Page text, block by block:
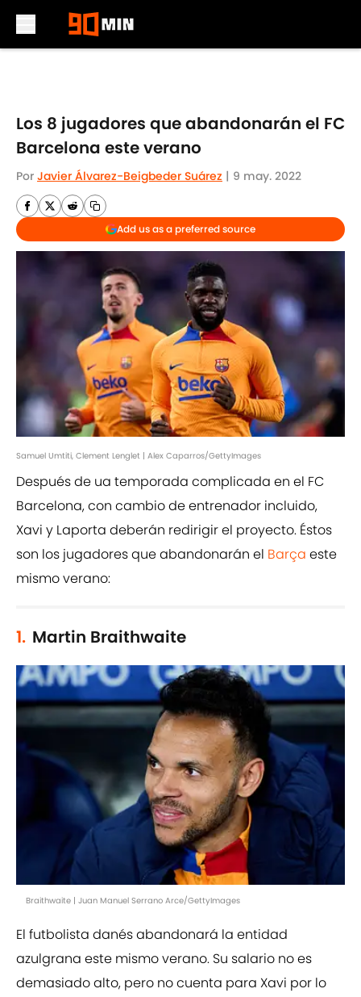
Los 8 jugadores que abandonarán el FC
Barcelona este verano
Por Javier Álvarez-Beigbeder Suárez | 9 may. 2022
Add us as a preferred source
Samuel Umtiti, Clement Lenglet | Alex Caparros/GettyImages
Después de ua temporada complicada en el FC
Barcelona, con cambio de entrenador incluido,
Xavi y Laporta deberán redirigir el proyecto. Éstos
son los jugadores que abandonarán el Barça este
mismo verano:
1. Martin Braithwaite
Braithwaite | Juan Manuel Serrano Arce/GettyImages
El futbolista danés abandonará la entidad
azulgrana este mismo verano. Su salario no es
demasiado alto, pero no cuenta para Xavi por lo